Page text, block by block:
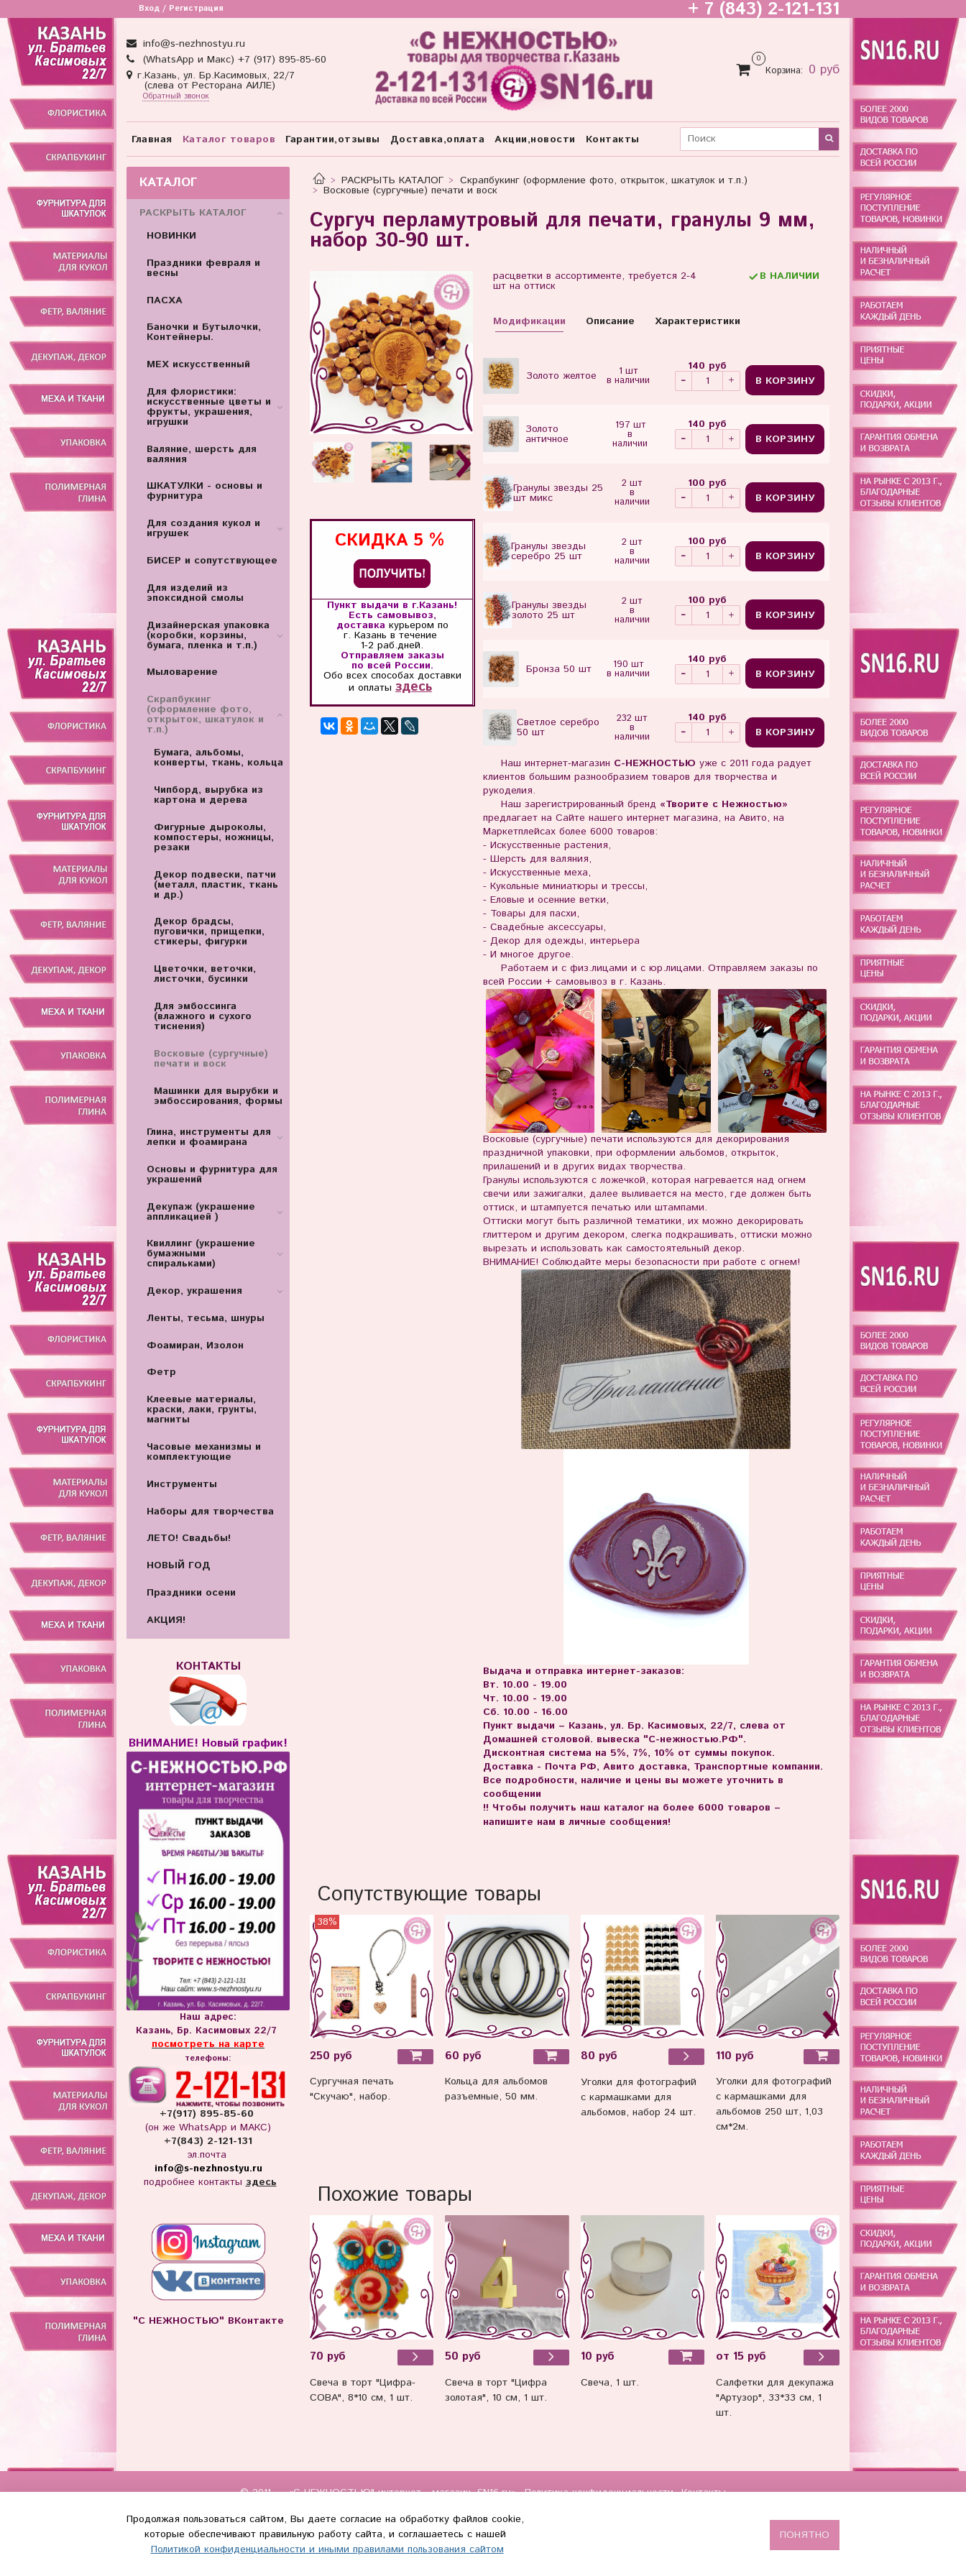
Вход / Регистрация + 7 (843) 2-121-131
info@s-nezhnostyu.ru
(WhatsApp и Макс) +7 (917) 895-85-60
г.Казань, ул. Бр.Касимовых, 22/7
(слева от Ресторана АИЛЕ)
Обратный звонок
0
Корзина: 0 руб
Главная Каталог товаров Гарантии,отзывы Доставка,оплата Акции,новости Контакты
РАСКРЫТЬ КАТАЛОГ Скрапбукинг (оформление фото, открыток, шкатулок и т.п.)
Восковые (сургучные) печати и воск
Сургуч перламутровый для печати, гранулы 9 мм,
набор 30-90 шт.
СКИДКА 5 %
Пункт выдачи в г.Казань!
Есть самовывоз,
доставка курьером по
г. Казань в течение
1-2 раб.дней.
Отправляем заказы
по всей России.
Обо всех способах доставки
и оплаты здесь
расцветки в ассортименте, требуется 2-4
шт на оттиск
В НАЛИЧИИ
Модификации
Золото желтое 1 шт
в наличии
140 руб
В КОРЗИНУ
Золото
античное
197 шт
в
наличии
140 руб
В КОРЗИНУ
Гранулы звезды 25
шт микс
2 шт
в
наличии
100 руб
В КОРЗИНУ
Гранулы звезды
серебро 25 шт
2 шт
в
наличии
100 руб
В КОРЗИНУ
Гранулы звезды
золото 25 шт
2 шт
в
наличии
100 руб
В КОРЗИНУ
Бронза 50 шт 190 шт
в наличии
140 руб
В КОРЗИНУ
Светлое серебро
50 шт
232 шт
в
наличии
140 руб
В КОРЗИНУ
Наш интернет-магазин С-НЕЖНОСТЬЮ уже с 2011 года радует
клиентов большим разнообразием товаров для творчества и
рукоделия.
Наш зарегистрированный бренд «Творите с Нежностью»
предлагает на Сайте нашего интернет магазина, на Авито, на
Маркетплейсах более 6000 товаров:
- Искусственные растения,
- Шерсть для валяния,
- Искусственные меха,
- Кукольные миниатюры и трессы,
- Еловые и осенние ветки,
- Товары для пасхи,
- Свадебные аксессуары,
- Декор для одежды, интерьера
- И многое другое.
Работаем и с физ.лицами и с юр.лицами. Отправляем заказы по
всей России + самовывоз в г. Казань.
Восковые (сургучные) печати используются для декорирования
праздничной упаковки, при оформлении альбомов, открыток,
прилашений и в других видах творчества.
Гранулы используются с ложечкой, которая нагревается над огнем
свечи или зажигалки, далее выливается на место, где должен быть
оттиск, и штампуется печатью или штампами.
Оттиски могут быть различной тематики, их можно декорировать
глиттером и другим декором, слегка подкрашивать, оттиски можно
вырезать и использовать как самостоятельный декор.
ВНИМАНИЕ! Соблюдайте меры безопасности при работе с огнем!
Выдача и отправка интернет-заказов:
Вт. 10.00 - 19.00
Чт. 10.00 - 19.00
Сб. 10.00 - 16.00
Пункт выдачи – Казань, ул. Бр. Касимовых, 22/7, слева от
Домашней столовой. вывеска "С-нежностью.РФ".
Дисконтная система на 5%, 7%, 10% от суммы покупок.
Доставка - Почта РФ, Авито доставка, Транспортные компании.
Все подробности, наличие и цены вы можете уточнить в
сообщении
!! Чтобы получить наш каталог на более 6000 товаров –
напишите нам в личные сообщения!
Описание Характеристики
Сопутствующие товары
38%
250 руб
Сургучная печать
"Скучаю", набор.
60 руб
Кольца для альбомов
разъемные, 50 мм.
80 руб
Уголки для фотографий
с кармашками для
альбомов, набор 24 шт.
110 руб
Уголки для фотографий
с кармашками для
альбомов 250 шт, 1,03
см*2м.
120 руб
Уголки для фотографий
с кармашками для
альбомов от 13*18 см
Похожие товары
70 руб
Свеча в торт "Цифра-
СОВА", 8*10 см, 1 шт.
50 руб
Свеча в торт "Цифра
золотая", 10 см, 1 шт.
10 руб
Свеча, 1 шт.
от 15 руб
Салфетки для декупажа
"Артузор", 33*33 см, 1
шт.
КАТАЛОГ
РАСКРЫТЬ КАТАЛОГ
НОВИНКИ
Праздники февраля и
весны
ПАСХА
Баночки и Бутылочки,
Контейнеры.
МЕХ искусственный
Для флористики:
искусственные цветы и
фрукты, украшения,
игрушки
Валяние, шерсть для
валяния
ШКАТУЛКИ - основы и
фурнитура
Для создания кукол и
игрушек
БИСЕР и сопутствующее
Для изделий из
эпоксидной смолы
Дизайнерская упаковка
(коробки, корзины,
бумага, пленка и т.п.)
Мыловарение
Скрапбукинг
(оформление фото,
открыток, шкатулок и
т.п.)
Бумага, альбомы,
конверты, ткань, кольца
Чипборд, вырубка из
картона и дерева
Фигурные дыроколы,
компостеры, ножницы,
резаки
Декор подвески, патчи
(металл, пластик, ткань
и др.)
Декор брадсы,
пуговички, прищепки,
стикеры, фигурки
Цветочки, веточки,
листочки, бусинки
Для эмбоссинга
(влажного и сухого
тиснения)
Восковые (сургучные)
печати и воск
Машинки для вырубки и
эмбоссирования, формы
Глина, инструменты для
лепки и фоамирана
Основы и фурнитура для
украшений
Декупаж (украшение
аппликацией )
Квиллинг (украшение
бумажными
спиральками)
Декор, украшения
Ленты, тесьма, шнуры
Фоамиран, Изолон
Фетр
Клеевые материалы,
краски, лаки, грунты,
магниты
Часовые механизмы и
комплектующие
Инструменты
Наборы для творчества
ЛЕТО! Свадьбы!
НОВЫЙ ГОД
Праздники осени
АКЦИЯ!
КОНТАКТЫ
ВНИМАНИЕ! Новый график!
Наш адрес:
Казань, Бр. Касимовых 22/7
посмотреть на карте
телефоны:
+7(917) 895-85-60
(он же WhatsApp и МАКС)
+7(843) 2-121-131
эл.почта
info@s-nezhnostyu.ru
подробнее контактыздесь
"С НЕЖНОСТЬЮ" ВКонтакте
© 2011 — «С НЕЖНОСТЬЮ" интернет - магазин, SN16.ru» Политика конфиденциальности Контакты
(WhatsApp и Макс) +7 (917) 895-85-60
info@s-nezhnostyu.ru
Сделано в InSales
Продолжая пользоваться сайтом, Вы даете согласие на обработку файлов cookie,
которые обеспечивают правильную работу сайта, и соглашаетесь с нашей
Политикой конфиденциальности и иными правилами пользования сайтом
ПОНЯТНО